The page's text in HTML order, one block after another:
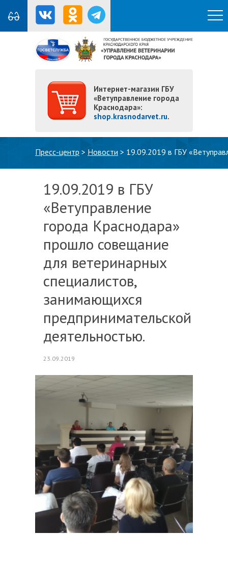
Интернет-магазин ГБУ
«Ветуправление города
Краснодара»:
shop.krasnodarvet.ru.
Пресс-центр > Новости > 19.09.2019 в ГБУ
19.09.2019 в ГБУ
«Ветуправление
города Краснодара»
прошло совещание
для ветеринарных
специалистов,
занимающихся
предпринимательской
деятельностью.
23.09.2019